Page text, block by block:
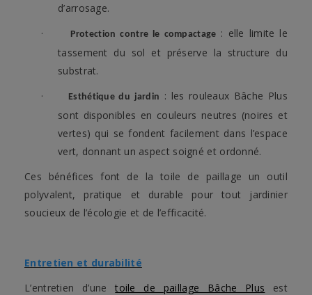
d’arrosage.
·
Protection contre le compactage : elle limite le
tassement du sol et préserve la structure du
substrat.
·
Esthétique du jardin : les rouleaux Bâche Plus
sont disponibles en couleurs neutres (noires et
vertes) qui se fondent facilement dans l’espace
vert, donnant un aspect soigné et ordonné.
Ces bénéfices font de la toile de paillage un outil
polyvalent, pratique et durable pour tout jardinier
soucieux de l’écologie et de l’efficacité.
Entretien et durabilité
L’entretien d’unetoile de paillage Bâche Plus est